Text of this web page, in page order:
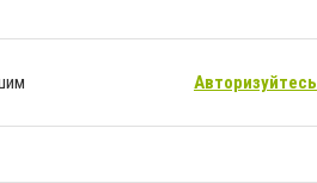
Авторизуйтесь